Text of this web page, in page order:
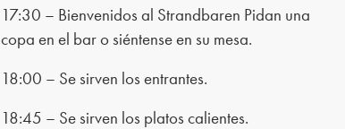
17:30 – Bienvenidos al Strandbaren Pidan una
copa en el bar o siéntense en su mesa.
18:00 – Se sirven los entrantes.
18:45 – Se sirven los platos calientes.